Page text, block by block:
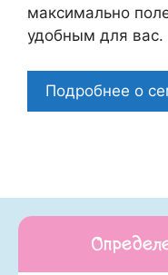
максимально
удобным для вас.
Подробнее о